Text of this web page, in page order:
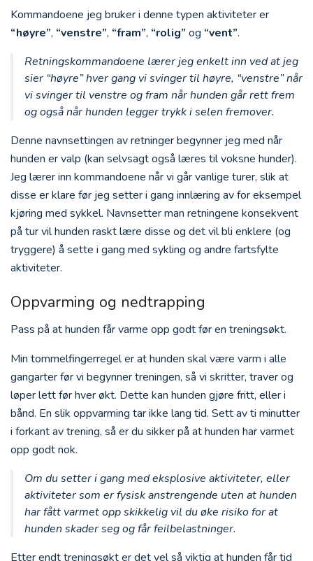
Kommandoene jeg bruker i denne typen aktiviteter er
“høyre”, “venstre”, “fram”, “rolig” og “vent”.
Retningskommandoene lærer jeg enkelt inn ved at jeg
sier “høyre” hver gang vi svinger til høyre, “venstre” når
vi svinger til venstre og fram når hunden går rett frem
og også når hunden legger trykk i selen fremover.
Denne navnsettingen av retninger begynner jeg med når
hunden er valp (kan selvsagt også læres til voksne hunder).
Jeg lærer inn kommandoene når vi går vanlige turer, slik at
disse er klare før jeg setter i gang innlæring av for eksempel
kjøring med sykkel. Navnsetter man retningene konsekvent
på tur vil hunden raskt lære disse og det vil bli enklere (og
tryggere) å sette i gang med sykling og andre fartsfylte
aktiviteter.
Oppvarming og nedtrapping
Pass på at hunden får varme opp godt før en treningsøkt.
Min tommelfingerregel er at hunden skal være varm i alle
gangarter før vi begynner treningen, så vi skritter, traver og
løper lett før hver økt. Dette kan hunden gjøre fritt, eller i
bånd. En slik oppvarming tar ikke lang tid. Sett av ti minutter
i forkant av trening, så er du sikker på at hunden har varmet
opp godt nok.
Om du setter i gang med eksplosive aktiviteter, eller
aktiviteter som er fysisk anstrengende uten at hunden
har fått varmet opp skikkelig vil du øke risiko for at
hunden skader seg og får feilbelastninger.
Etter endt treningsøkt er det vel så viktig at hunden får tid